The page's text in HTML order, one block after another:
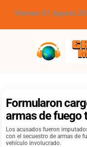
Viernes 07 Agosto
Grupo
Formularon
armas de fuego
Los acusados fueron
con el secuestro de armas de
vehículo involucrado.